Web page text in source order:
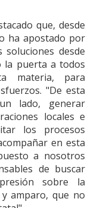
que, desde
ha apostado por
desde
la puerta a todos
materia, para
"De esta
lado, generar
locales e
los procesos
en esta
a nosotros
de buscar
sobre la
amparo, que no